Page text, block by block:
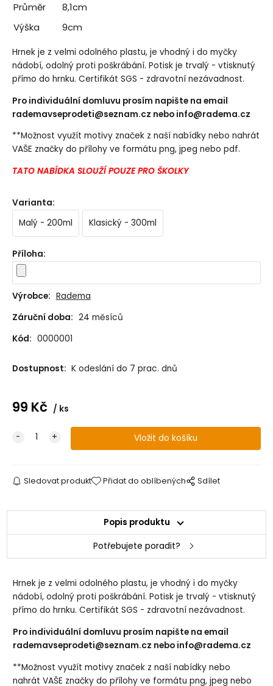
Průměr
8,1cm
Výška
9cm
Hrnek je z velmi odolného plastu, je vhodný i do myčky
nádobí, odolný proti poškrábání. Potisk je trvalý - vtisknutý
přímo do hrnku. Certifikát SGS - zdravotní nezávadnost.
Pro individuální domluvu prosím napište na email
rademavseprodeti@seznam.cz nebo info@radema.cz
**Možnost využít motivy značek z naší nabídky nebo nahrát
VAŠE značky do přílohy ve formátu png, jpeg nebo pdf.
TATO NABÍDKA SLOUŽÍ POUZE PRO ŠKOLKY
Varianta:
Malý - 200ml
Klasický - 300ml
Příloha:
Výrobce: Radema
Záruční doba: 24 měsíců
Kód: 0000001
Dostupnost: K odeslání do 7 prac. dnů
99 Kč ks
Sledovat produkt Přidat do oblíbených Sdílet
Popis produktu
Potřebujete poradit?
Hrnek je z velmi odolného plastu, je vhodný i do myčky
nádobí, odolný proti poškrábání. Potisk je trvalý - vtisknutý
přímo do hrnku. Certifikát SGS - zdravotní nezávadnost.
Pro individuální domluvu prosím napište na email
rademavseprodeti@seznam.cz nebo info@radema.cz
**Možnost využít motivy značek z naší nabídky nebo
nahrát VAŠE značky do přílohy ve formátu png, jpeg nebo